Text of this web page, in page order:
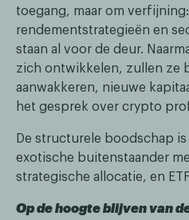
toegang, maar om
rendementstrategieën en
staan al voor de deur.
zich ontwikkelen, zullen ze
aanwakkeren, nieuwe
het gesprek over crypto
De structurele boodschap
exotische buitenstaander
strategische allocatie, en
Op de hoogte blijven van